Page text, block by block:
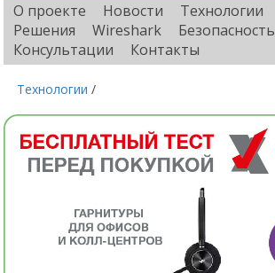
О проекте Новости Технологии
Решения
Wireshark
Безопасность
Консультации
Контакты
Технологии /